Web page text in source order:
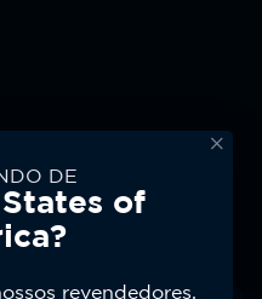
DE
of
revendedores,